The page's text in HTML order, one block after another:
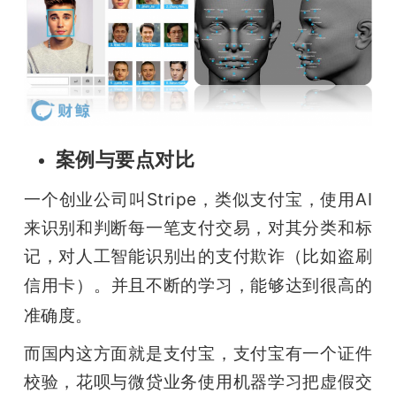
案例与要点对比
一个创业公司叫Stripe，类似支付宝，使用AI
来识别和判断每一笔支付交易，对其分类和标
记，对人工智能识别出的支付欺诈 （比如盗刷
信用卡） 。并且不断的学习，能够达到很高的
准确度。
而国内这方面就是支付宝，支付宝有一个证件
校验，花呗与微贷业务使用机器学习把虚假交